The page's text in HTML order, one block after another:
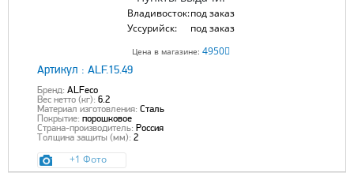
Владивосток:под заказ
Уссурийск:
под заказ
Цена в магазине: 4950
Артикул : ALF.15.49
Бренд: ALFeco
Вес нетто (кг): 6.2
Материал изготовления: Сталь
Покрытие: порошковое
Страна-производитель: Россия
Толщина защиты (мм): 2
+1 Фото